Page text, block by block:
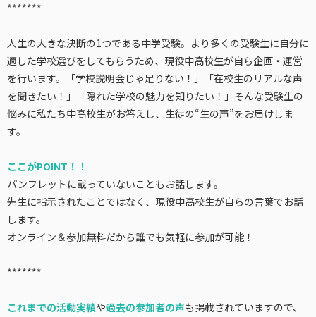
*******
人生の大きな決断の1つである中学受験。より多くの受験生に自分に
適した学校選びをしてもらうため、現役中高校生が自ら企画・運営
を行います。「学校説明会じゃ足りない！」「在校生のリアルな声
を聞きたい！」「隠れた学校の魅力を知りたい！」そんな受験生の
悩みに私たち中高校生がお答えし、生徒の“生の声”をお届けしま
す。
ここがPOINT！！
パンフレットに載っていないこともお話します。
先生に指示されたことではなく、現役中高校生が自らの言葉でお話
します。
オンライン＆参加無料だから誰でも気軽に参加が可能！
*******
これまでの活動実績や過去の参加者の声も掲載されていますので、